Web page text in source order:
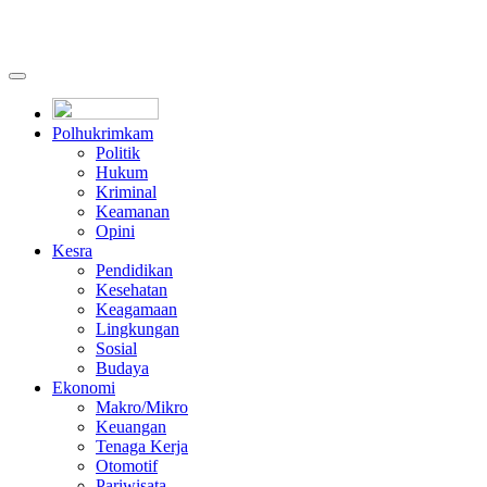
Polhukrimkam
Politik
Hukum
Kriminal
Keamanan
Opini
Kesra
Pendidikan
Kesehatan
Keagamaan
Lingkungan
Sosial
Budaya
Ekonomi
Makro/Mikro
Keuangan
Tenaga Kerja
Otomotif